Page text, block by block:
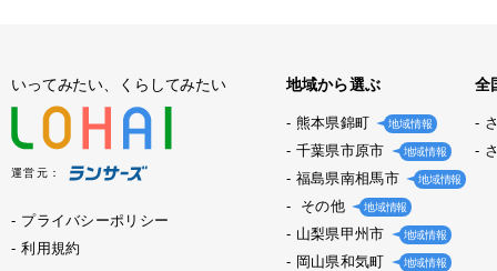
いってみたい、くらしてみたい
運営元：
プライバシーポリシー
利用規約
地域から選ぶ
熊本県錦町 地域情報
千葉県市原市 地域情報
福島県南相馬市 地域情報
その他 地域情報
山梨県甲州市 地域情報
岡山県和気町 地域情報
全